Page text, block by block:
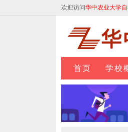
欢迎访问华中农业大学
首页 学校